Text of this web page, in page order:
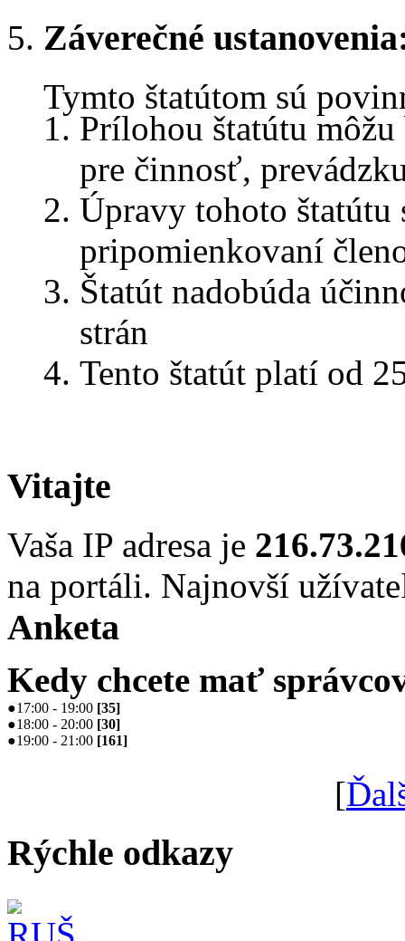
Záverečné
Tymto štatútom sú
Prílohou štatútu
pre činnosť,
Úpravy tohoto
pripomienkovaní
Štatút nadobúda
strán
Tento štatút platí od
Vitajte
Vaša IP adresa je
na portáli. Najnovší
Anketa
Kedy chcete mať
●17:00 - 19:00 [35]
●18:00 - 20:00 [30]
●19:00 - 21:00 [161]
[
Rýchle odkazy